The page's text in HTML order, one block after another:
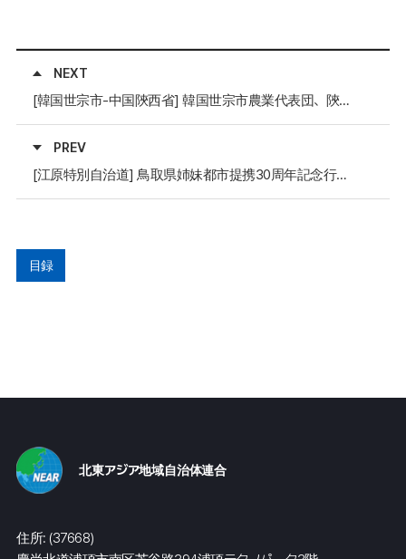
NEXT
[韓国世宗市-中国陝西省] 韓国世宗市農業代表団、陝西省訪問
PREV
[江原特別自治道] 鳥取県姉妹都市提携30周年記念行事参加
目録
北東アジア地域自治体連合
住所: (37668)